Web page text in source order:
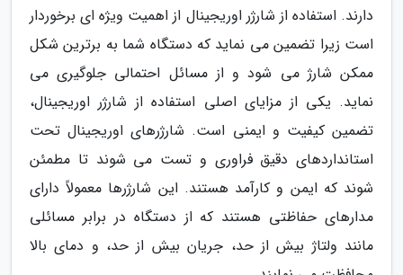
دارند. استفاده از شارژر اوریجینال از اهمیت ویژه ای برخوردار
است زیرا تضمین می نماید که دستگاه شما به برترین شکل
ممکن شارژ می شود و از مسائل احتمالی جلوگیری می
نماید. یکی از مزایای اصلی استفاده از شارژر اوریجینال،
تضمین کیفیت و ایمنی است. شارژرهای اوریجینال تحت
استانداردهای دقیق فراوری و تست می شوند تا مطمئن
شوند که ایمن و کارآمد هستند. این شارژرها معمولاً دارای
مدارهای حفاظتی هستند که از دستگاه در برابر مسائلی
مانند ولتاژ بیش از حد، جریان بیش از حد، و دمای بالا